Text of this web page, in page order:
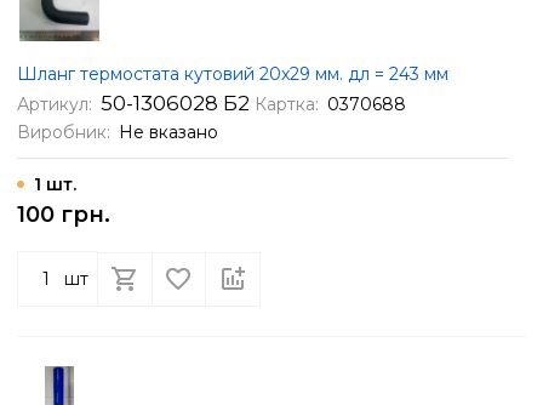
Шланг термостата кутовий 20х29 мм. дл = 243 мм
Артикул: 50-1306028 Б2 Картка: 0370688
Виробник:
Не вказано
1 шт.
100 грн.
шт